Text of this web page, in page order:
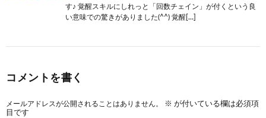
す♪ 覚醒スキルにしれっと「回数チェイン」が付くという良
い意味での驚きがありました(^^) 覚醒[…]
コメントを書く
メールアドレスが公開されることはありません。 ※ が付いている欄は必須項
目です